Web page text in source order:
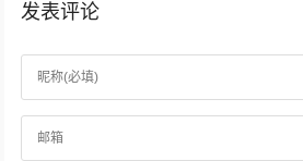
发表评论